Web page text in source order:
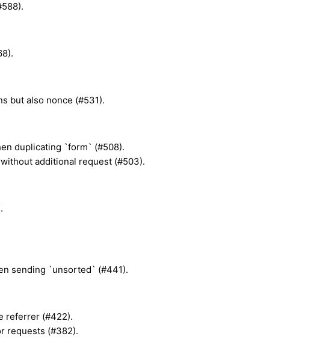
but also nonce (#531).
duplicating `form` (#508).
additional request (#503).
sending `unsorted` (#441).
referrer (#422).
requests (#382).